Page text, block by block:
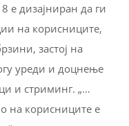
е дизајниран да ги
на корисниците,
застој на
уреди и доцнење
и стриминг. „…
на корисниците е